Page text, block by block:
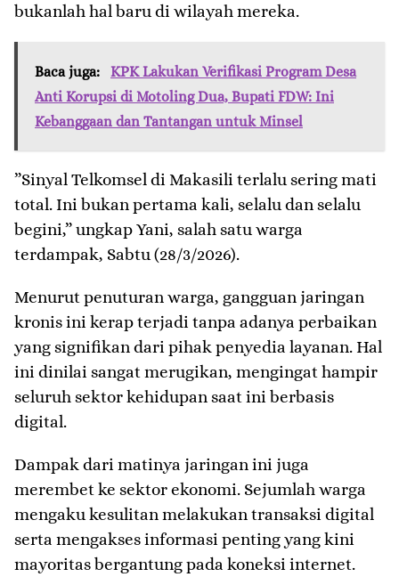
bukanlah hal baru di wilayah mereka.
Baca juga:
KPK Lakukan Verifikasi Program Desa
Anti Korupsi di Motoling Dua, Bupati FDW: Ini
Kebanggaan dan Tantangan untuk Minsel
​”Sinyal Telkomsel di Makasili terlalu sering mati
total. Ini bukan pertama kali, selalu dan selalu
begini,” ungkap Yani, salah satu warga
terdampak, Sabtu (28/3/2026).
Menurut penuturan warga, gangguan jaringan
kronis ini kerap terjadi tanpa adanya perbaikan
yang signifikan dari pihak penyedia layanan. Hal
ini dinilai sangat merugikan, mengingat hampir
seluruh sektor kehidupan saat ini berbasis
digital.
​Dampak dari matinya jaringan ini juga
merembet ke sektor ekonomi. Sejumlah warga
mengaku kesulitan melakukan transaksi digital
serta mengakses informasi penting yang kini
mayoritas bergantung pada koneksi internet.